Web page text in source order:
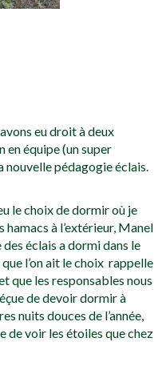
eu droit à deux
en équipe (un super
nouvelle pédagogie éclais.
le choix de dormir où je
à l’extérieur, Manel
éclais a dormi dans le
l’on ait le choix rappelle
que les responsables nous
de devoir dormir à
nuits douces de l’année,
de voir les étoiles que chez